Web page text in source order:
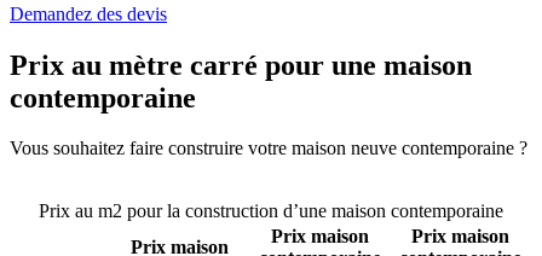
Demandez des devis
Prix au mètre carré pour une maison
contemporaine
Vous souhaitez faire construire votre maison neuve contemporaine ?
Prix au m2 pour la construction d’une maison contemporaine
Prix maison
Prix maison
Prix maison